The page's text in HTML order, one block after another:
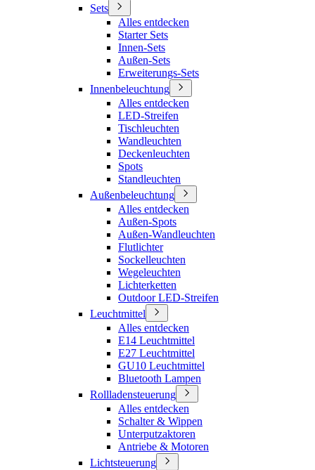
Sets
Alles entdecken
Starter Sets
Innen-Sets
Außen-Sets
Erweiterungs-Sets
Innenbeleuchtung
Alles entdecken
LED-Streifen
Tischleuchten
Wandleuchten
Deckenleuchten
Spots
Standleuchten
Außenbeleuchtung
Alles entdecken
Außen-Spots
Außen-Wandleuchten
Flutlichter
Sockelleuchten
Wegeleuchten
Lichterketten
Outdoor LED-Streifen
Leuchtmittel
Alles entdecken
E14 Leuchtmittel
E27 Leuchtmittel
GU10 Leuchtmittel
Bluetooth Lampen
Rollladensteuerung
Alles entdecken
Schalter & Wippen
Unterputzaktoren
Antriebe & Motoren
Lichtsteuerung